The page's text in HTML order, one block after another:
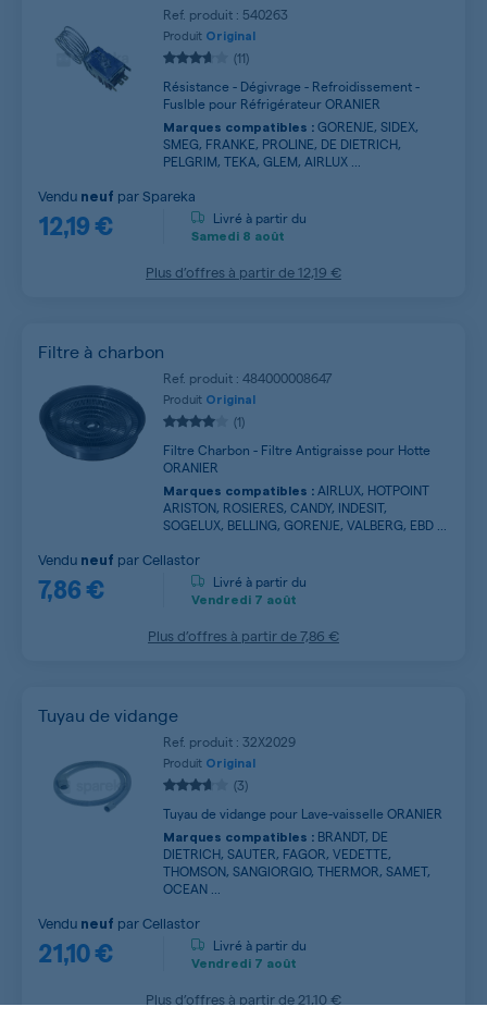
Ref. produit : 540263
Produit Original
(11)
Résistance - Dégivrage - Refroidissement -
Fuslble pour Réfrigérateur ORANIER
Marques compatibles : GORENJE, SIDEX,
SMEG, FRANKE, PROLINE, DE DIETRICH,
PELGRIM, TEKA, GLEM, AIRLUX ...
12,19 €
Vendu neuf parSpareka
Livré à partir du
Samedi 8 août
Plus d’offres à partir de12,19 €
Filtre à charbon
Ref. produit : 484000008647
Produit Original
(1)
Filtre Charbon - Filtre Antigraisse pour Hotte
ORANIER
Marques compatibles : AIRLUX, HOTPOINT
ARISTON, ROSIERES, CANDY, INDESIT,
SOGELUX, BELLING, GORENJE, VALBERG, EBD ...
7,86 €
Vendu neuf parCellastor
Livré à partir du
Vendredi 7 août
Plus d’offres à partir de7,86 €
Tuyau de vidange
Ref. produit : 32X2029
Produit Original
(3)
Tuyau de vidange pour Lave-vaisselle ORANIER
Marques compatibles : BRANDT, DE
DIETRICH, SAUTER, FAGOR, VEDETTE,
THOMSON, SANGIORGIO, THERMOR, SAMET,
OCEAN ...
21,10 €
Vendu neuf parCellastor
Livré à partir du
Vendredi 7 août
Plus d’offres à partir de 21,10 €